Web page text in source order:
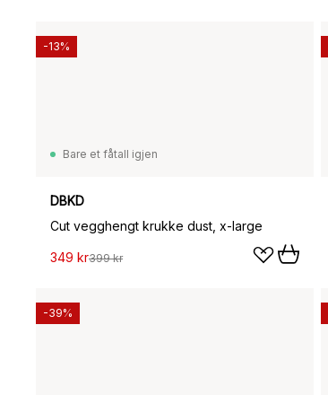
Bare et fåtall igjen
DBKD
Cut vegghengt krukke dust, x-large
349 kr399 kr
-13%
-39%